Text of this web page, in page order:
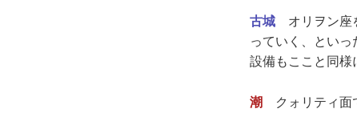
古城 オリヲン座
っていく、といっ
設備もここと同様
潮 クォリティ面